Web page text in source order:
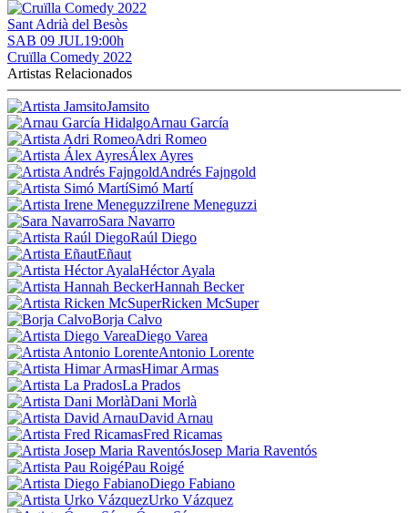
Sant Adrià del Besòs
SAB 09 JUL19:00h
Cruïlla Comedy 2022
Artistas Relacionados
Jamsito
Arnau García
Adri Romeo
Álex Ayres
Andrés Fajngold
Simó Martí
Irene Meneguzzi
Sara Navarro
Raúl Diego
Eñaut
Héctor Ayala
Hannah Becker
Ricken McSuper
Borja Calvo
Diego Varea
Antonio Lorente
Himar Armas
La Prados
Dani Morlà
David Arnau
Fred Ricamas
Josep Maria Raventós
Pau Roigé
Diego Fabiano
Urko Vázquez